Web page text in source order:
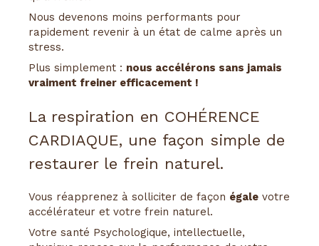
Nous devenons moins performants pour
rapidement revenir à un état de calme après un
stress.
Plus simplement : nous accélérons sans jamais
vraiment freiner efficacement !
La respiration en COHÉRENCE
CARDIAQUE, une façon simple de
restaurer le frein naturel.
Vous réapprenez à solliciter de façon égale votre
accélérateur et votre frein naturel.
Votre santé Psychologique, intellectuelle,